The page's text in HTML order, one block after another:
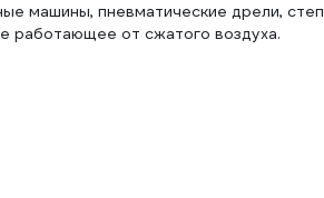
машины, пневматические дрели,
работающее от сжатого воздуха.